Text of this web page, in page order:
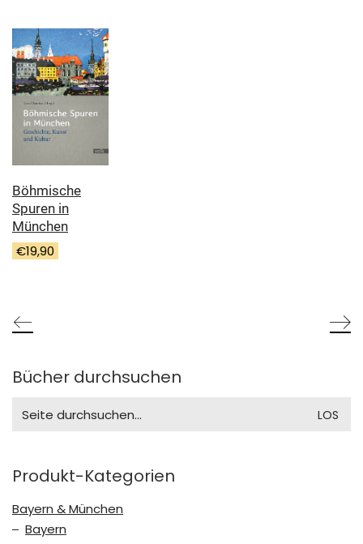
Böhmische
Spuren in
München
€19,90
Bücher durchsuchen
for:
Produkt-Kategorien
Bayern & München
Bayern